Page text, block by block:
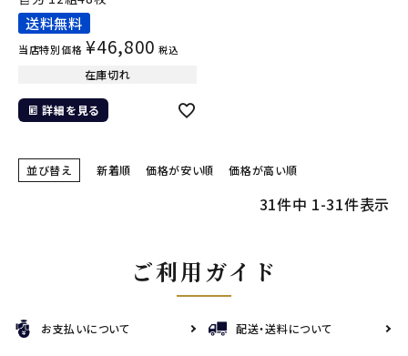
送料無料
当店特別価格 ¥46,800 税込
在庫切れ
詳細を見る
並び替え 新着順 価格が安い順 価格が高い順
31件中 1-31件表示
ご利用ガイド
お支払いについて 配送・送料について